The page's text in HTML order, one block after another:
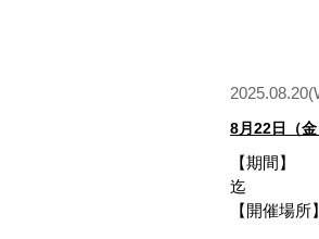
8月22日（
【期間】
【開催場